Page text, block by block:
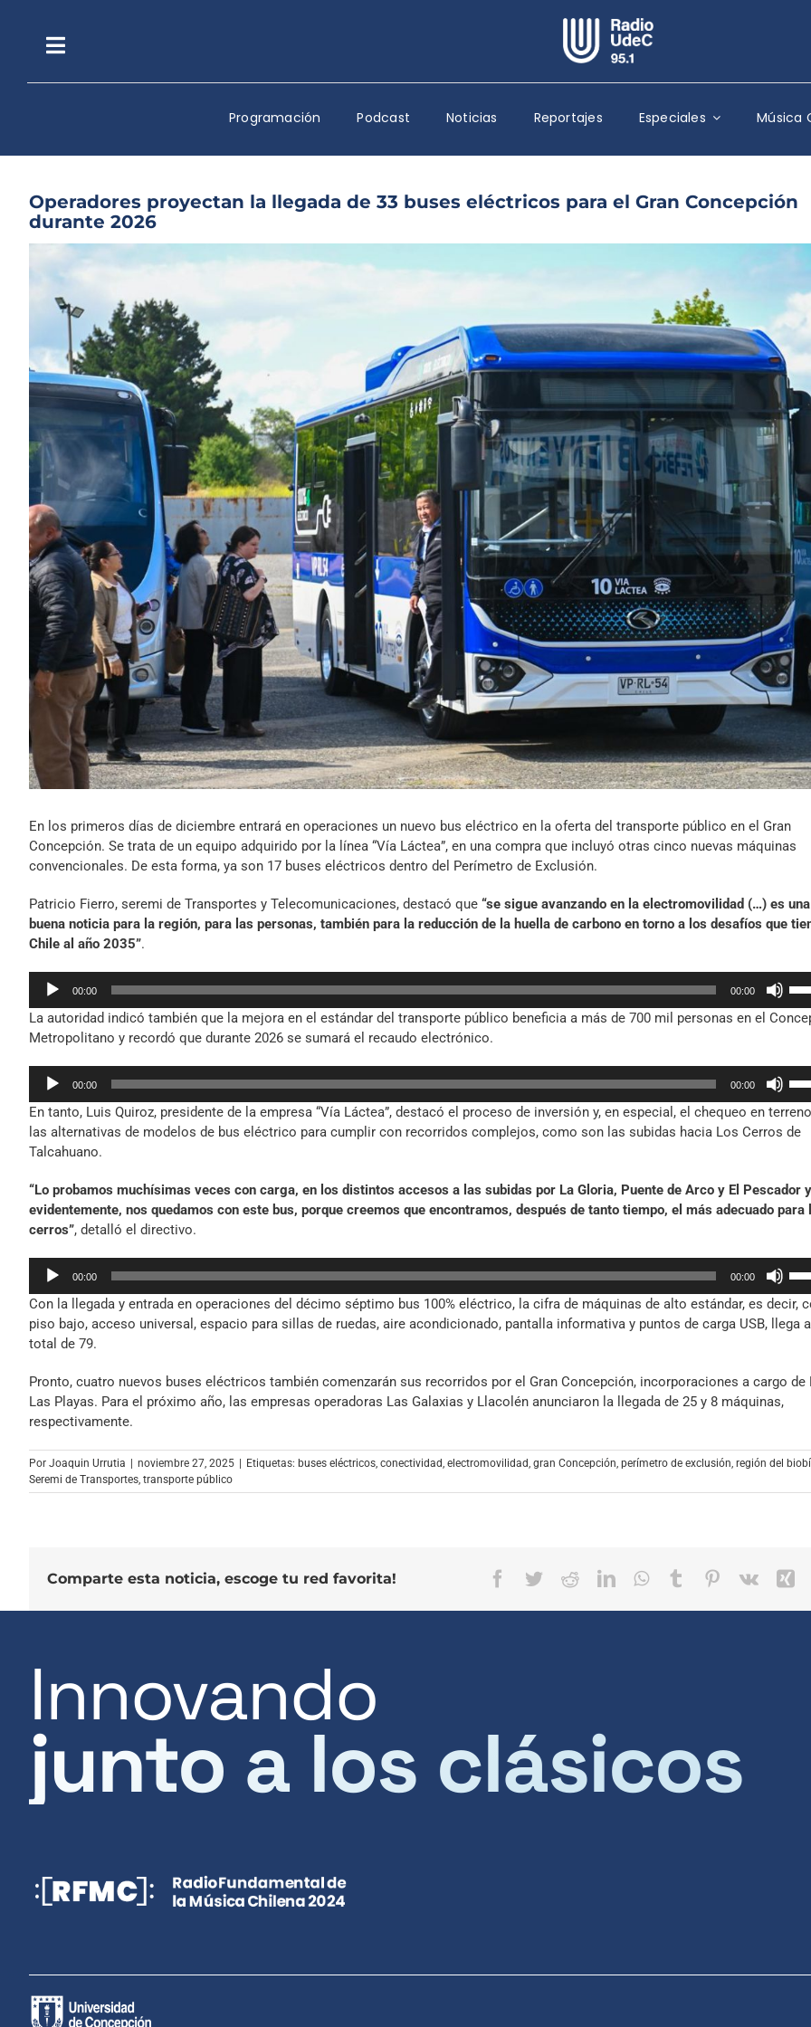
contenidoToggle
Navigation
Escuchar Radio UdeC en vivo
Quiénes Somos
Programación
Podcast
Reportajes
Música Clásica
Especiales
Archivo Sonoro
Programación Podcast Noticias Reportajes Especiales Música
Operadores proyectan la llegada de 33 buses eléctricos para el Gran Concepción
durante 2026
grande
En los primeros días de diciembre entrará en operaciones un nuevo bus eléctrico en la oferta del transporte público en el Gran
Concepción. Se trata de un equipo adquirido por la línea “Vía Láctea”, en una compra que incluyó otras cinco nuevas máquinas
convencionales. De esta forma, ya son 17 buses eléctricos dentro del Perímetro de Exclusión.
Patricio Fierro, seremi de Transportes y Telecomunicaciones, destacó que “se sigue avanzando en la electromovilidad (…) es una
buena noticia para la región, para las personas, también para la reducción de la huella de carbono en torno a los desafíos que
Chile al año 2035”.
Reproductor
audio
00:00 00:00
o
La autoridad indicó también que la mejora en el estándar del transporte público beneficia a más de 700 mil personas en el
Metropolitano y recordó que durante 2026 se sumará el recaudo electrónico.
Reproductor
audio
00:00 00:00
de
el
En tanto, Luis Quiroz, presidente de la empresa “Vía Láctea”, destacó el proceso de inversión y, en especial, el chequeo en
las alternativas de modelos de bus eléctrico para cumplir con recorridos complejos, como son las subidas hacia Los Cerros de
Talcahuano.
“Lo probamos muchísimas veces con carga, en los distintos accesos a las subidas por La Gloria, Puente de Arco y El Pescador
evidentemente, nos quedamos con este bus, porque creemos que encontramos, después de tanto tiempo, el más adecuado para
cerros”, detalló el directivo.
Reproductor
audio
00:00 00:00
de
el
Con la llegada y entrada en operaciones del décimo séptimo bus 100% eléctrico, la cifra de máquinas de alto estándar, es decir,
piso bajo, acceso universal, espacio para sillas de ruedas, aire acondicionado, pantalla informativa y puntos de carga USB, llega
total de 79.
Pronto, cuatro nuevos buses eléctricos también comenzarán sus recorridos por el Gran Concepción, incorporaciones a cargo de
Las Playas. Para el próximo año, las empresas operadoras Las Galaxias y Llacolén anunciaron la llegada de 25 y 8 máquinas,
respectivamente.
Por Joaquin Urrutia noviembre 27, 2025 Etiquetas: buses eléctricos, conectividad, electromovilidad, gran Concepción, perímetro de exclusión, región del
Seremi de Transportes, transporte público
Comparte esta noticia, escoge tu red favorita! Facebook
TwitterRedditLinkedInWhatsApp
TumblrPinterest
Vk
Innovando
junto a los clásicos